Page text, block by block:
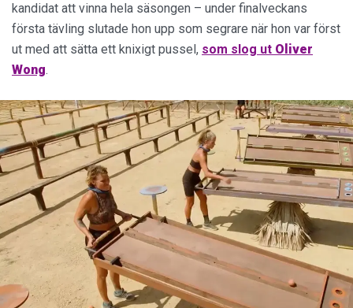
kandidat att vinna hela säsongen – under finalveckans
första tävling slutade hon upp som segrare när hon var först
ut med att sätta ett knixigt pussel, som slog ut Oliver
Wong.